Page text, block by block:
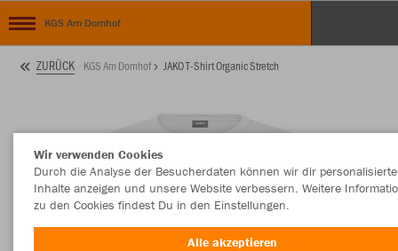
KGS Am Domhof
ZURÜCK KGS Am Domhof JAKO T-Shirt Organic Stretch
Wir verwenden Cookies
Durch die Analyse der Besucherdaten können wir dir personalisierte
Inhalte anzeigen und unsere Website verbessern. Weitere
zu den Cookies findest Du in den Einstellungen.
Alle akzeptieren